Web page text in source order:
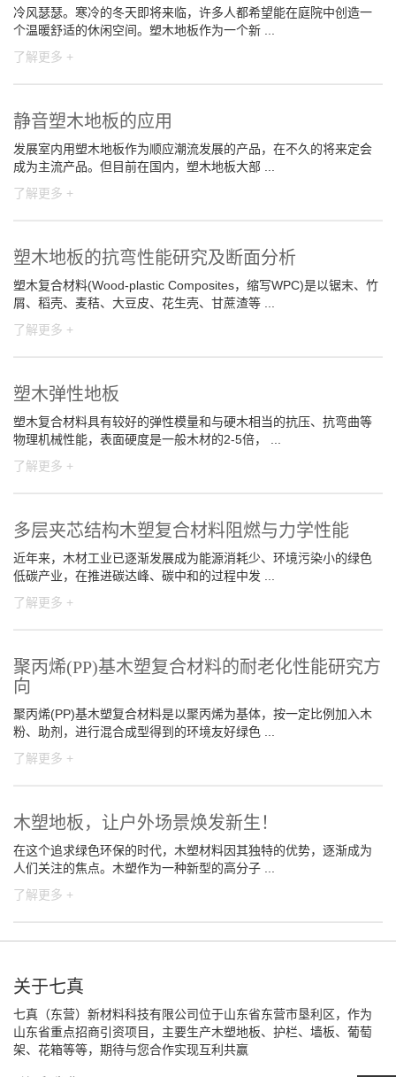
冷风瑟瑟。寒冷的冬天即将来临，许多人都希望能在庭院中创造一
个温暖舒适的休闲空间。塑木地板作为一个新 ...
了解更多 +
静音塑木地板的应用
发展室内用塑木地板作为顺应潮流发展的产品，在不久的将来定会
成为主流产品。但目前在国内，塑木地板大部 ...
了解更多 +
塑木地板的抗弯性能研究及断面分析
塑木复合材料(Wood-plastic Composites，缩写WPC)是以锯末、竹
屑、稻壳、麦秸、大豆皮、花生壳、甘蔗渣等 ...
了解更多 +
塑木弹性地板
塑木复合材料具有较好的弹性模量和与硬木相当的抗压、抗弯曲等
物理机械性能，表面硬度是一般木材的2-5倍， ...
了解更多 +
多层夹芯结构木塑复合材料阻燃与力学性能
近年来，木材工业已逐渐发展成为能源消耗少、环境污染小的绿色
低碳产业，在推进碳达峰、碳中和的过程中发 ...
了解更多 +
聚丙烯(PP)基木塑复合材料的耐老化性能研究方
向
聚丙烯(PP)基木塑复合材料是以聚丙烯为基体，按一定比例加入木
粉、助剂，进行混合成型得到的环境友好绿色 ...
了解更多 +
木塑地板，让户外场景焕发新生！
在这个追求绿色环保的时代，木塑材料因其独特的优势，逐渐成为
人们关注的焦点。木塑作为一种新型的高分子 ...
了解更多 +
关于七真
七真（东营）新材料科技有限公司位于山东省东营市垦利区，作为
山东省重点招商引资项目，主要生产木塑地板、护栏、墙板、葡萄
架、花箱等等，期待与您合作实现互利共赢